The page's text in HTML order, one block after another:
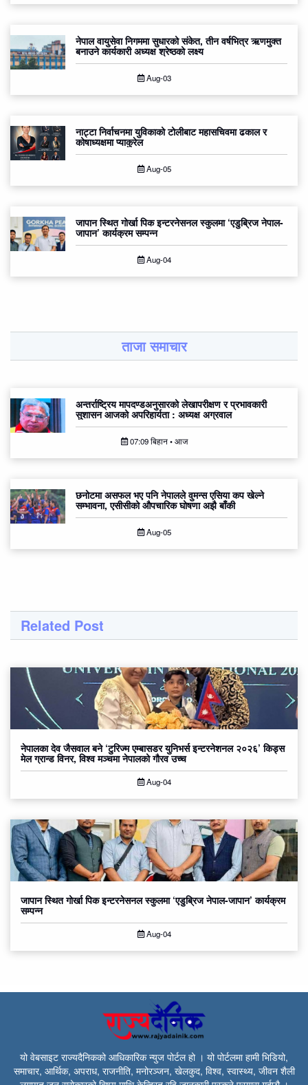
नेपाल वायुसेवा निगममा सुधारको संकेत, तीन वर्षभित्र ऋणमुक्त
बनाउने कार्यकारी अध्यक्ष श्रेष्ठको लक्ष्य
Aug-03
नाट्टा निर्वाचनमा युविकाको टोलीबाट महासचिवमा ढकाल र
कोषाध्यक्षमा प्याकुरेल
Aug-05
जापान स्थित गोर्खा पिक इन्टरनेसनल स्कुलमा ‘एडुब्रिज नेपाल-
जापान’ कार्यक्रम सम्पन्न
Aug-04
ताजा समाचार
अन्तर्राष्ट्रिय मापदण्डअनुसारको लेखापरीक्षण र प्रभावकारी
सुशासन आजको अपरिहार्यता : अध्यक्ष अग्रवाल
07:09 बिहान • आज
छनोटमा असफल भए पनि नेपालले वुमन्स एसिया कप खेल्ने
सम्भावना, एसीसीको औपचारिक घोषणा अझै बाँकी
Aug-05
Related Post
नेपालका देव जैसवाल बने ‘टुरिज्म एम्बासडर युनिभर्स इन्टरनेशनल २०२६’ किड्स
मेल ग्रान्ड विनर, विश्व मञ्चमा नेपालको गौरव उच्च
Aug-04
जापान स्थित गोर्खा पिक इन्टरनेसनल स्कुलमा ‘एडुब्रिज नेपाल-जापान’ कार्यक्रम
सम्पन्न
Aug-04
यो वेबसाइट राज्यदैनिकको आधिकारिक न्युज पोर्टल हो । यो पोर्टलमा हामी भिडियो,
समाचार, आर्थिक, अपराध, राजनीति, मनोरञ्जन, खेलकुद, विश्व, स्वास्थ्य, जीवन शैली